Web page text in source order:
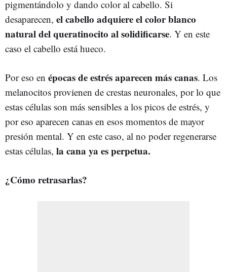
pigmentándolo y dando color al cabello. Si
desaparecen, el cabello adquiere el color blanco
natural del queratinocito al solidificarse. Y en este
caso el cabello está hueco.
Por eso en épocas de estrés aparecen más canas. Los
melanocitos provienen de crestas neuronales, por lo que
estas células son más sensibles a los picos de estrés, y
por eso aparecen canas en esos momentos de mayor
presión mental. Y en este caso, al no poder regenerarse
estas células, la cana ya es perpetua.
¿Cómo retrasarlas?